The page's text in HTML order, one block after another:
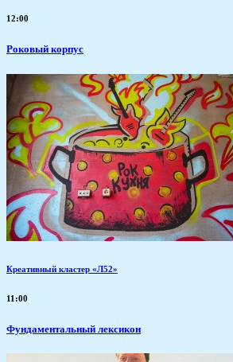
12:00
Роковый корпус
Креативный кластер «Л52»
11:00
Фундаментальный лексикон